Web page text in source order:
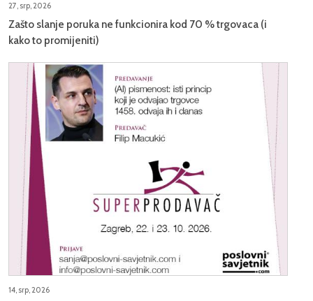
27, srp, 2026
Zašto slanje poruka ne funkcionira kod 70 % trgovaca (i
kako to promijeniti)
14, srp, 2026